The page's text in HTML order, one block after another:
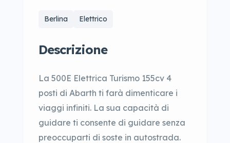
Berlina Elettrico
Descrizione
La 500E Elettrica Turismo 155cv 4
posti di Abarth ti farà dimenticare i
viaggi infiniti. La sua capacità di
guidare ti consente di guidare senza
preoccuparti di soste in autostrada.